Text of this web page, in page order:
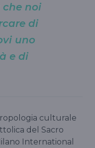
noi
di
uno
e di
culturale
del Sacro
International